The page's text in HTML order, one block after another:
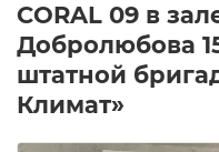
CORAL 09 в
Добролюбова
штатной
Климат»